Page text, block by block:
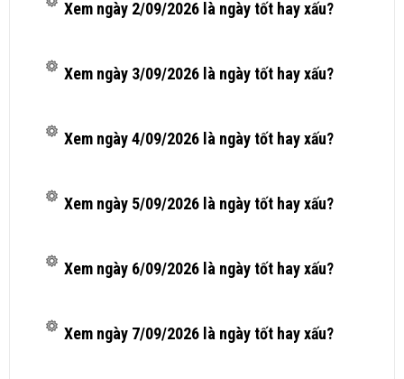
Xem ngày 2/09/2026 là ngày tốt hay xấu?
Xem ngày 3/09/2026 là ngày tốt hay xấu?
Xem ngày 4/09/2026 là ngày tốt hay xấu?
Xem ngày 5/09/2026 là ngày tốt hay xấu?
Xem ngày 6/09/2026 là ngày tốt hay xấu?
Xem ngày 7/09/2026 là ngày tốt hay xấu?